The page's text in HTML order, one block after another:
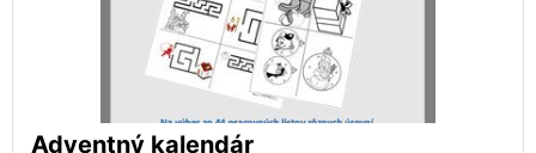
Adventný kalendár